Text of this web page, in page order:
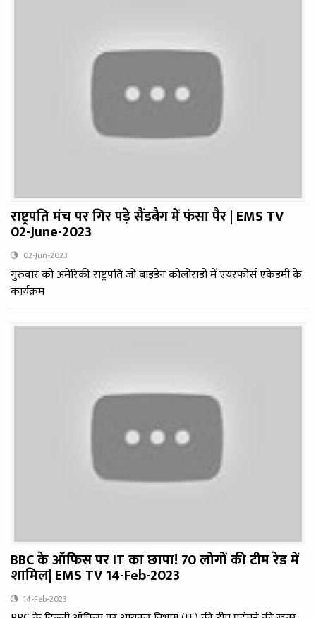
राष्ट्रपति मंच पर गिर पड़े सैंडबैग में फंसा पैर | EMS TV
02-June-2023
02-Jun-2023
गुरुवार को अमेरिकी राष्ट्रपति जो बाइडेन कोलोराडो में एयरफोर्स एकेडमी के
कार्यक्रम
BBC के ऑफिस पर IT का छापा! 70 लोगों की टीम रेड में
शामिल| EMS TV 14-Feb-2023
14-Feb-2023